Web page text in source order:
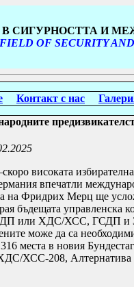
В СИГУРНОСТТА И
OF SECURITY
Контакт с нас
високата
впечатли
на Фридрих Мерц ще
бъдещата управленска
или ХДС/ХСС, ГСДП и
може да са
места в новия
ХДС/ХСС-208, Алтернатива